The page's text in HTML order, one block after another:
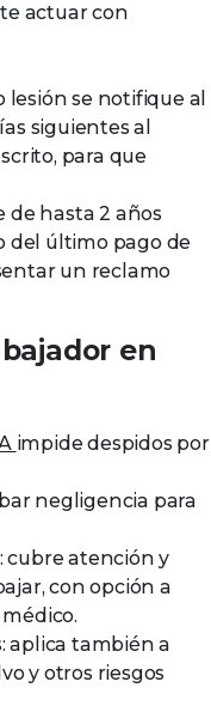
actuar con
lesión se notifique al
siguientes al
para que
de hasta 2 años
del último pago de
un reclamo
en
impide despidos por
negligencia para
cubre atención y
con opción a
aplica también a
y otros riesgos